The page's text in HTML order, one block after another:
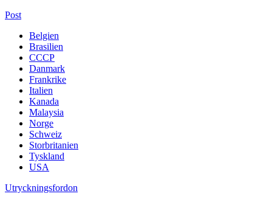
Post
Belgien
Brasilien
CCCP
Danmark
Frankrike
Italien
Kanada
Malaysia
Norge
Schweiz
Storbritanien
Tyskland
USA
Utryckningsfordon